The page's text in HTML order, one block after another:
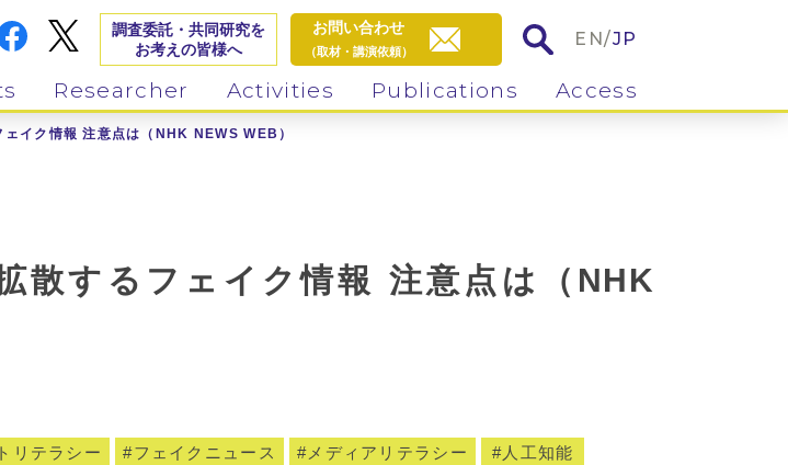
調査委託・共同研究を
お考えの皆様へ
お問い合わせ
（取材・講演依頼）
EN/JP
Researcher Activities Publications Access
イク情報 注意点は（NHK NEWS WEB）
散するフェイク情報 注意点は（NHK
リテラシー フェイクニュース メディアリテラシー
人工知能